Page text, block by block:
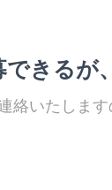
きるが
絡いたしま